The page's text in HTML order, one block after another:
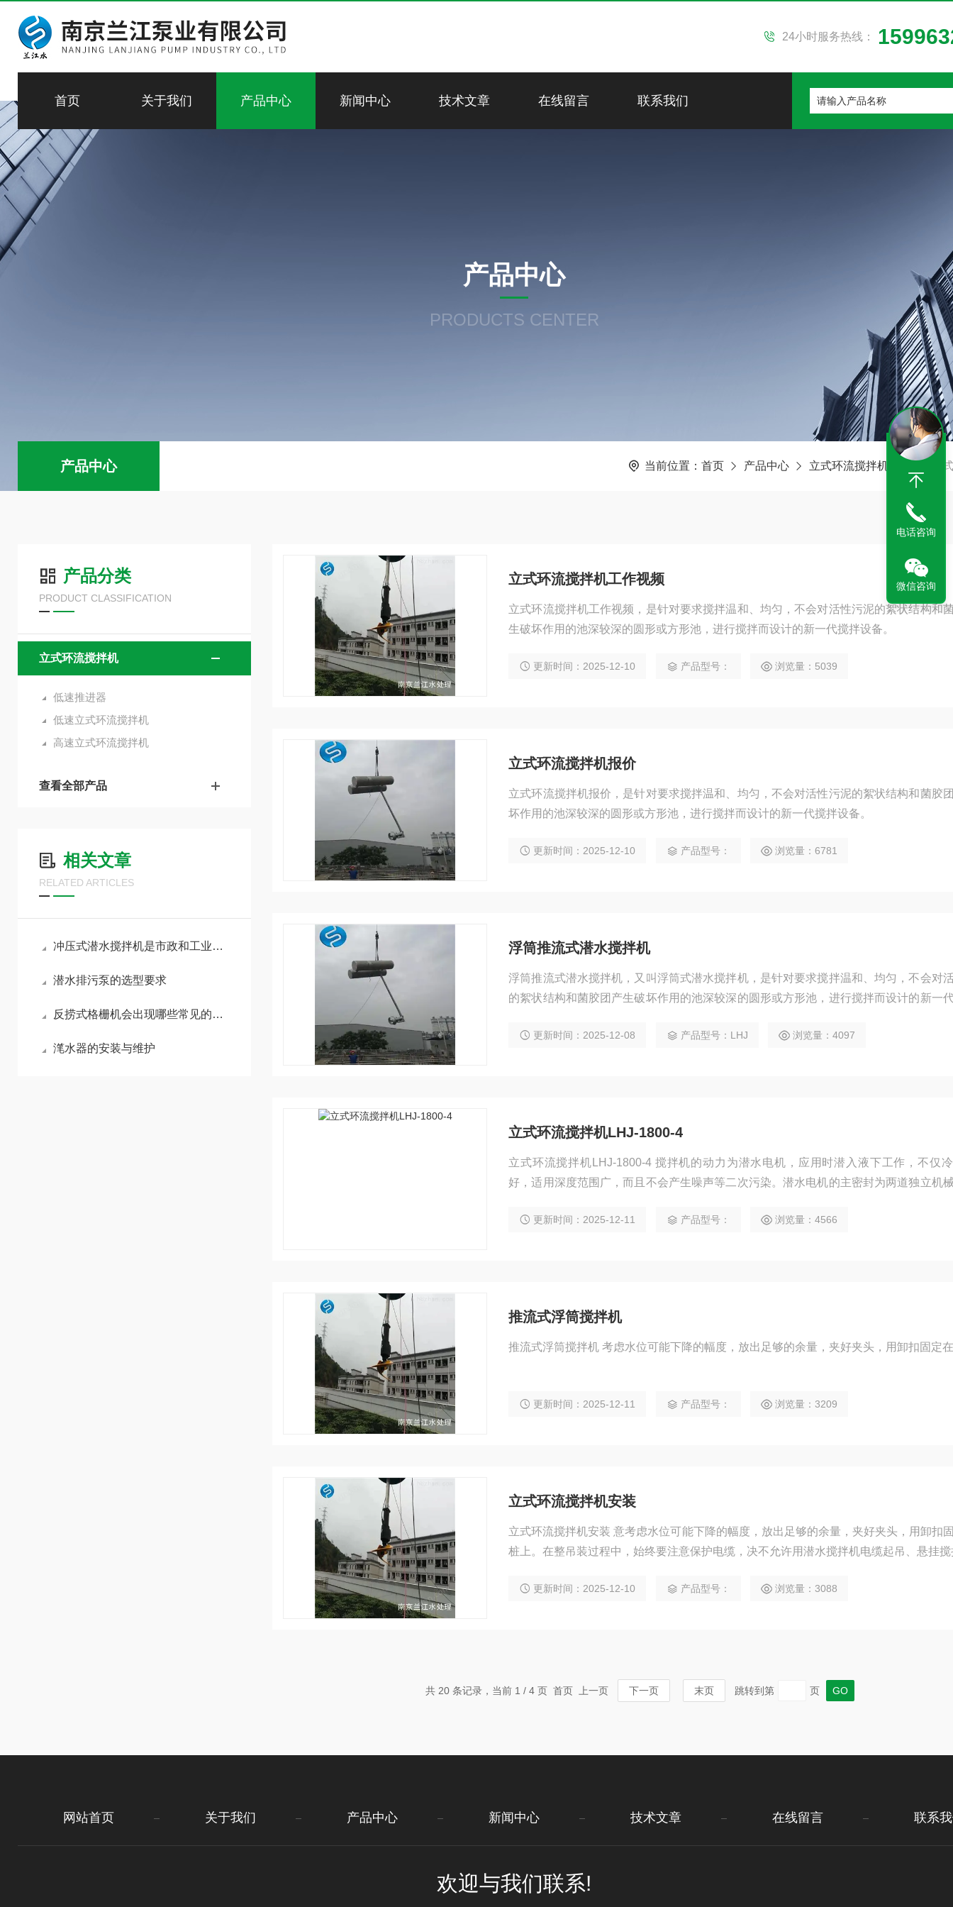
24小时服务热线：
首页 关于我们 产品中心 新闻中心 技术文章 在线留言 联系我们
产品中心
PRODUCTS CENTER
产品中心 当前位置： 首页 产品中心 立式环流搅拌机 低速立
产品分类
PRODUCT CLASSIFICATION
立式环流搅拌机
低速推进器
低速立式环流搅拌机
高速立式环流搅拌机
查看全部产品
相关文章
RELATED ARTICLES
冲压式潜水搅拌机是市政和工业污水处理工艺流程上的重要设备
潜水排污泵的选型要求
反捞式格栅机会出现哪些常见的故障？解决方法是什么？
滗水器的安装与维护
立式环流搅拌机工作视频
立式环流搅拌机工作视频，是针对要求搅拌温和、均匀，不会对活性污泥的絮状结构和
生破坏作用的池深较深的圆形或方形池，进行搅拌而设计的新一代搅拌设备。
更新时间：2025-12-10 产品型号： 浏览量：5039
立式环流搅拌机报价
立式环流搅拌机报价，是针对要求搅拌温和、均匀，不会对活性污泥的絮状结构和菌胶
坏作用的池深较深的圆形或方形池，进行搅拌而设计的新一代搅拌设备。
更新时间：2025-12-10 产品型号： 浏览量：6781
浮筒推流式潜水搅拌机
浮筒推流式潜水搅拌机，又叫浮筒式潜水搅拌机，是针对要求搅拌温和、均匀，不会对
的絮状结构和菌胶团产生破坏作用的池深较深的圆形或方形池，进行搅拌而设计的新一
更新时间：2025-12-08 产品型号：LHJ 浏览量：4097
立式环流搅拌机LHJ-1800-4
立式环流搅拌机LHJ-1800-4 搅拌机的动力为潜水电机，应用时潜入液下工作，不仅
好，适用深度范围广，而且不会产生噪声等二次污染。潜水电机的主密封为两道独立机
更新时间：2025-12-11 产品型号： 浏览量：4566
推流式浮筒搅拌机
推流式浮筒搅拌机 考虑水位可能下降的幅度，放出足够的余量，夹好夹头，用卸扣固定
更新时间：2025-12-11 产品型号： 浏览量：3209
立式环流搅拌机安装
立式环流搅拌机安装 意考虑水位可能下降的幅度，放出足够的余量，夹好夹头，用卸扣
桩上。在整吊装过程中，始终要注意保护电缆，决不允许用潜水搅拌机电缆起吊、悬挂
更新时间：2025-12-10 产品型号： 浏览量：3088
共 20 条记录，当前 1 / 4 页 首页 上一页 下一页 末页 跳转到第 页
网站首页 关于我们 产品中心 新闻中心 技术文章 在线留言 联系
欢迎与我们联系!
电话咨询
微信咨询